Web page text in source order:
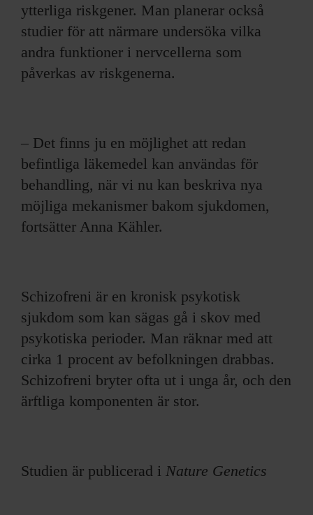
ytterliga riskgener. Man planerar också
studier för att närmare undersöka vilka
andra funktioner i nervcellerna som
påverkas av riskgenerna.
– Det finns ju en möjlighet att redan
befintliga läkemedel kan användas för
behandling, när vi nu kan beskriva nya
möjliga mekanismer bakom sjukdomen,
fortsätter Anna Kähler.
Schizofreni är en kronisk psykotisk
sjukdom som kan sägas gå i skov med
psykotiska perioder. Man räknar med att
cirka 1 procent av befolkningen drabbas.
Schizofreni bryter ofta ut i unga år, och den
ärftliga komponenten är stor.
Studien är publicerad i Nature Genetics